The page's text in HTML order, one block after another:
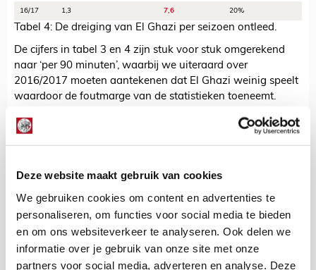
Deze website maakt gebruik van cookies
We gebruiken cookies om content en advertenties te
personaliseren, om functies voor social media te bieden
en om ons websiteverkeer te analyseren. Ook delen we
informatie over je gebruik van onze site met onze
partners voor social media, adverteren en analyse. Deze
16/17 1,3 7,6 20%
Tabel 4: De dreiging van El Ghazi per seizoen ontleed.
De cijfers in tabel 3 en 4 zijn stuk voor stuk omgerekend
naar ‘per 90 minuten’, waarbij we uiteraard over
2016/2017 moeten aantekenen dat El Ghazi weinig speelt
waardoor de foutmarge van de statistieken toeneemt.
vormen, maar houd dit dus even in het achterhoofd.
geeft ook met grotere regelmaat voorzetten, maar het
succespercentage zit op het laagste punt sinds hij deel
uitmaakt van het eerste elftal van Ajax. Dit valt wat
moeilijk met elkaar te rijmen, zelf als het om weinig acties
gaat. Wie weet komen we dan toch weer uit bij het maken
van de juiste keuzes.